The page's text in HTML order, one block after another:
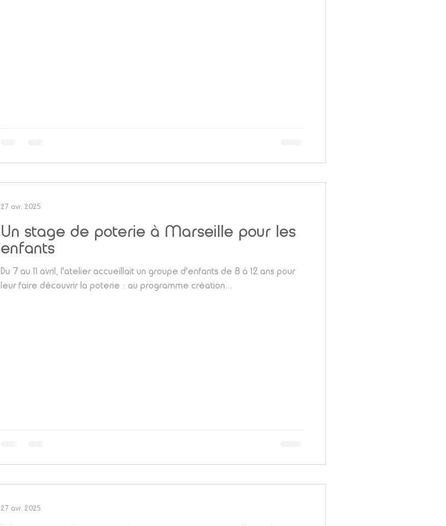
Un stage de poterie à Marseille pour les
enfants
Du 7 au 11 avril, l'atelier accueillait un groupe d'enfants de 8 à 12 ans pour
leur faire découvrir la poterie : au programme création...
27 avr. 2025
27 avr. 2025